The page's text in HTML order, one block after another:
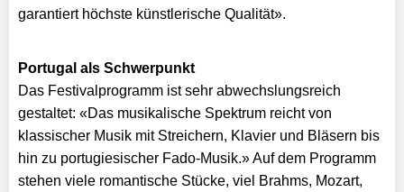
garantiert höchste künstlerische Qualität».
Portugal als Schwerpunkt
Das Festivalprogramm ist sehr ab­wechslungsreich
gestaltet: «Das musikalische Spektrum reicht von
klassischer Musik mit Streichern, Klavier und Bläsern bis
hin zu portugiesischer Fado-Musik.» Auf dem Programm
stehen viele romantische Stücke, viel Brahms, Mozart,